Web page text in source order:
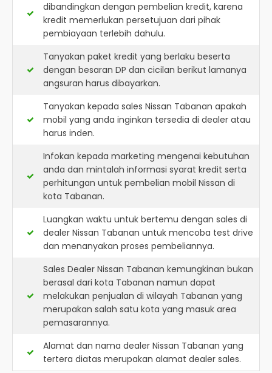
dibandingkan dengan pembelian kredit, karena
kredit memerlukan persetujuan dari pihak
pembiayaan terlebih dahulu.
Tanyakan paket kredit yang berlaku beserta
dengan besaran DP dan cicilan berikut lamanya
angsuran harus dibayarkan.
Tanyakan kepada sales Nissan Tabanan apakah
mobil yang anda inginkan tersedia di dealer atau
harus inden.
Infokan kepada marketing mengenai kebutuhan
anda dan mintalah informasi syarat kredit serta
perhitungan untuk pembelian mobil Nissan di
kota Tabanan.
Luangkan waktu untuk bertemu dengan sales di
dealer Nissan Tabanan untuk mencoba test drive
dan menanyakan proses pembeliannya.
Sales Dealer Nissan Tabanan kemungkinan bukan
berasal dari kota Tabanan namun dapat
melakukan penjualan di wilayah Tabanan yang
merupakan salah satu kota yang masuk area
pemasarannya.
Alamat dan nama dealer Nissan Tabanan yang
tertera diatas merupakan alamat dealer sales.